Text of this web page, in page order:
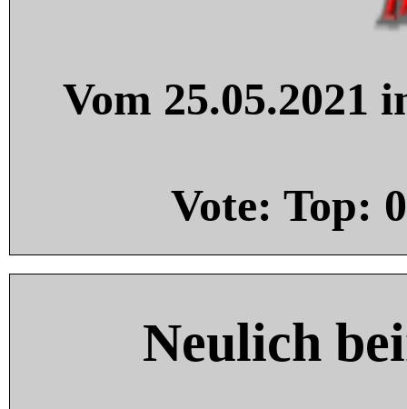
Vom 25.05.2021
Vote: Top: 0
Neulich